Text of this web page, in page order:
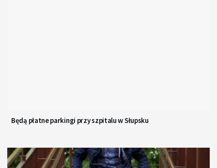
Będą płatne parkingi przy szpitalu w Słupsku